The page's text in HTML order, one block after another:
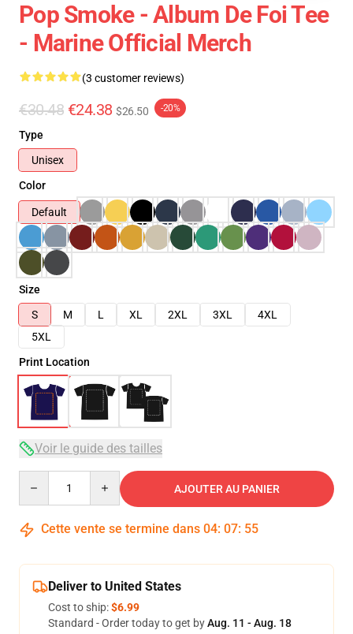
Pop Smoke - Album De Foi Tee
- Marine Official Merch
(3 customer reviews)
€30.48 €24.38 $26.50 -20%
Type
Unisex
Color
Default
Size
S
M L XL 2XL 3XL
4XL
5XL
Print Location
Voir le guide des tailles
AJOUTER AU PANIER
Cette vente se termine dans 04: 07: 54
Deliver to United States
Cost to ship:$6.99
Standard - Order today to get byAug. 11 - Aug. 18